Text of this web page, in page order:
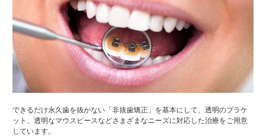
できるだけ永久歯を抜かない「非抜歯矯正」を基本にして、透明のブラケ
ット、透明なマウスピースなどさまざまなニーズに対応した治療をご用意
しています。